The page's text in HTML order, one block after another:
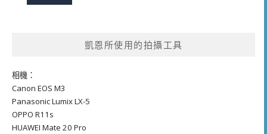
凱恩所使用的拍攝工具
相機：
Canon EOS M3
Panasonic Lumix LX-5
OPPO R11s
HUAWEI Mate 20 Pro